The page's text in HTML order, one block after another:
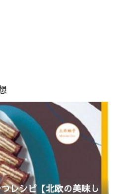
レシピ【北欧の美味し